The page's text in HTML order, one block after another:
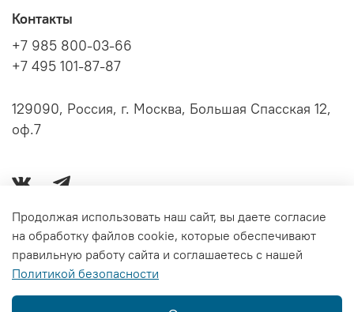
Серии книг
Информация
Контакты
+7 985 800-03-66
+7 495 101-87-87
129090, Россия, г. Москва, Большая Спасская 12,
оф.7
Продолжая использовать наш сайт, вы даете согласие
на обработку файлов cookie, которые обеспечивают
правильную работу сайта и соглашаетесь с нашей
Политикой безопасности